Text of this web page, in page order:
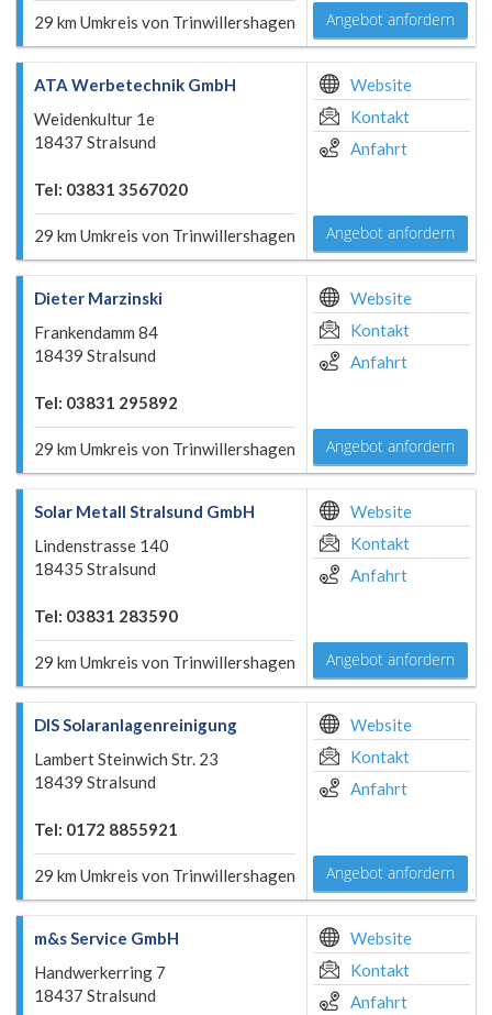
29 km Umkreis von Trinwillershagen Angebot anfordern
ATA Werbetechnik GmbH
Weidenkultur 1e
18437 Stralsund
Tel: 03831 3567020
29 km Umkreis von Trinwillershagen
Website
Kontakt
Anfahrt
Angebot anfordern
Dieter Marzinski
Frankendamm 84
18439 Stralsund
Tel: 03831 295892
29 km Umkreis von Trinwillershagen
Website
Kontakt
Anfahrt
Angebot anfordern
Solar Metall Stralsund GmbH
Lindenstrasse 140
18435 Stralsund
Tel: 03831 283590
29 km Umkreis von Trinwillershagen
Website
Kontakt
Anfahrt
Angebot anfordern
DIS Solaranlagenreinigung
Lambert Steinwich Str. 23
18439 Stralsund
Tel: 0172 8855921
29 km Umkreis von Trinwillershagen
Website
Kontakt
Anfahrt
Angebot anfordern
m&s Service GmbH
Handwerkerring 7
18437 Stralsund
Website
Kontakt
Anfahrt